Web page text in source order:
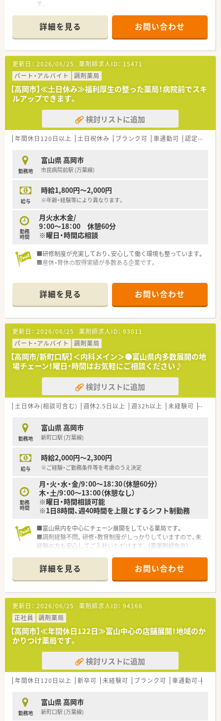
す。
もお選び頂けます。
詳細を見る お問い合わせ
更新日： 2026/06/25 薬剤師求人ID： 15471
パート・アルバイト
調剤薬局
【高岡市】≪土日休み≫福利厚生の整った薬局！病院前でスキ
ルアップできます。
検討リストに追加
年間休日120日以上 土日祝休み ブランク可 車通勤可 認定薬剤師取得支援あり
勤務地
富山県 高岡市
市民病院前駅 (万葉線)
給与
時給1,800円～2,000円
※年齢・経験等により異なります。
勤務
時間
月火水木金/
9：00～18：00 休憩60分
※曜日・時間応相談
■研修制度が充実しており、安心して働く環境も整っています。
■産休・育休の取得実績が多数ある企業です。
詳細を見る お問い合わせ
更新日： 2026/06/25 薬剤師求人ID： 93011
パート・アルバイト
調剤薬局
【高岡市/新町口駅】＜内科メイン＞●富山県内多数展開の地
場チェーン！曜日・時間はお気軽にご相談ください♪
検討リストに追加
土日休み(相談可含む) 週休2.5日以上 週32h以上 未経験可 ブラン
勤務地
富山県 高岡市
新町口駅 (万葉線)
給与
時給2,000円～2,300円
※ご経験・ご勤務条件等を考慮のうえ決定
勤務
時間
月・火・水・金/9：00～18：30（休憩60分）
木・土/9：00～13：00（休憩なし）
※曜日・時間相談可能
※1日8時間、週40時間を上限とするシフト制勤務
■富山県内を中心にチェーン展開をしている薬局です。
■調剤経験不問。研修・教育制度がしっかりしていますので、未
経験の方も安心してご入社いただけます。（要薬剤師免許）
遣】もお選び頂けます。
詳細を見る お問い合わせ
更新日： 2026/06/25 薬剤師求人ID： 94166
正社員
調剤薬局
【高岡市】≪年間休日122日≫富山中心の店舗展開！地域のか
かりつけ薬局です。
検討リストに追加
年間休日120日以上 新卒可 未経験可 ブランク可 車通勤可
勤務地
富山県 高岡市
新町口駅 (万葉線)